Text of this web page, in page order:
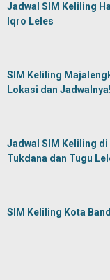
Jadwal SIM Keliling
Iqro Leles
SIM Keliling
Lokasi dan Jadwalnya!
Jadwal SIM Keliling
Tukdana dan Tugu
SIM Keliling Kota